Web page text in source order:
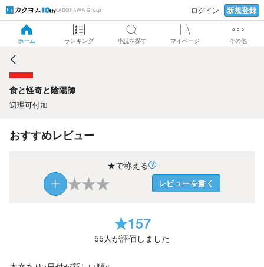
KADOKAWA Group ログイン 新規登録
ホーム ランキング 小説を探す マイページ その他
食と怪奇と陰陽師
食と怪奇と陰陽師
辺理可付加
おすすめレビュー
★で称える
★★★ レビューを書く
★157
55人が評価しました